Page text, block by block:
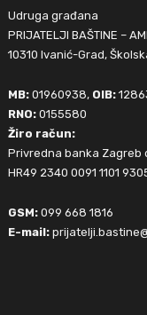
Udruga građana
PRIJATELJI BAŠTINE –
10310 Ivanić-Grad,
MB: 01960938, OIB:
RNO: 0155580
Žiro račun:
Privredna banka Zagreb
HR49 2340 0091 1101
GSM: 099 668 1816
E-mail: